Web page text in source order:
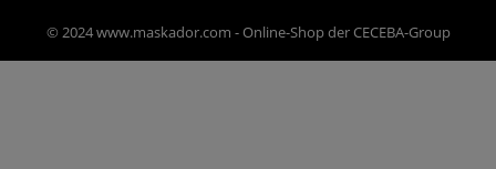
© 2024 www.maskador.com - Online-Shop der CECEBA-Group